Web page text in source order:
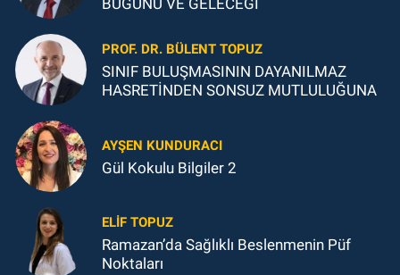
BUGÜNÜ VE GELECEĞİ
PROF. DR. BÜLENT TOPUZ
SINIF BULUŞMASININ DAYANILMAZ
HASRETİNDEN SONSUZ MUTLULUĞUNA
AYŞEN KUNDURACI
Gül Kokulu Bilgiler 2
ELIF TOPUZ
Ramazan’da Sağlıklı Beslenmenin Püf
Noktaları